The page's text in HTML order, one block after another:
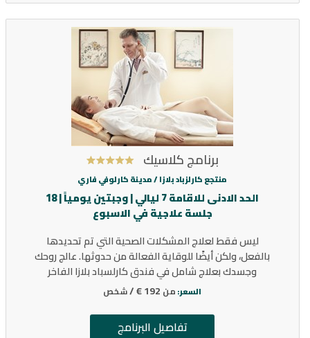
برنامج كلاسيك
منتجع كارلزباد بلازا /مدينة كارلوفي فاري
الحد الادنى للاقامة 7 ليالي | وجبتين يومياً | 18
جلسة علاجية في الاسبوع
ليس فقط لعلاج المشكلات الصحية التي تم تحديدها
بالفعل، ولكن أيضًا للوقاية الفعالة من حدوثها. عالج روحك
وجسدك بعلاج شامل في فندق كارلسباد بلازا الفاخر
السعر: من 192 € / شخص
تفاصيل البرنامج